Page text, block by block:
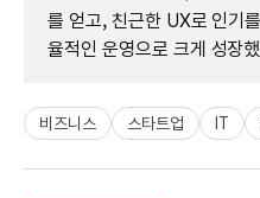
를 얻고, 친근한 UX로 인기
율적인 운영으로 크게 성장
비즈니스 스타트업 IT